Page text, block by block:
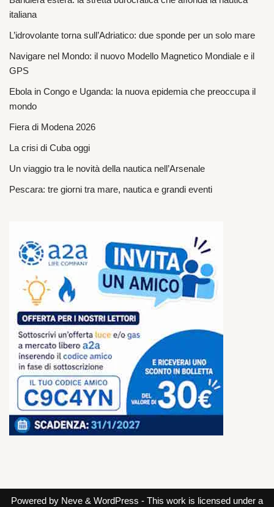
italiana
L’idrovolante torna sull’Adriatico: due sponde per un solo mare
Navigare nel Mondo: il nuovo Modello Magnetico Mondiale e il
GPS
Ebola in Congo e Uganda: la nuova epidemia che preoccupa il
mondo
Fiera di Modena 2026
La crisi di Cuba oggi
Un viaggio tra le novità della nautica nell’Arsenale
Pescara: tre giorni tra mare, nautica e grandi eventi
Powered by Neve & WordPress - This work is licensed under a